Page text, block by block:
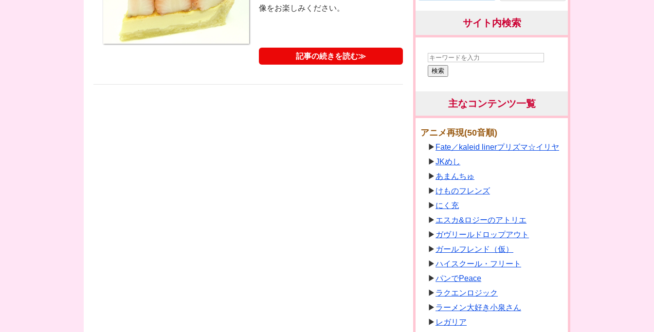
像をお楽しみください。
記事の続きを読む≫
サイト内検索
検索
主なコンテンツ一覧
アニメ再現(50音順)
Fate／kaleid linerプリズマ☆イリヤ
JKめし
あまんちゅ
けものフレンズ
にく充
エスカ&ロジーのアトリエ
ガヴリールドロップアウト
ガールフレンド（仮）
ハイスクール・フリート
パンでPeace
ラクエンロジック
ラーメン大好き小泉さん
レガリア